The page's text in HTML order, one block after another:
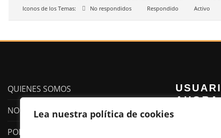
Lea nuestra política de cookies
Iconos de los Temas:
No respondidos Respondido Activo
QUIENES SOMOS
NORMAS DEL FORO
POLITICA DE PRIVACIDAD Y COOKIES